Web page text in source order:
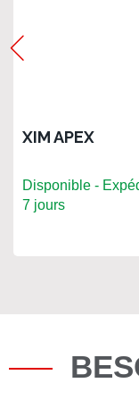
XIM APEX
Disponible -
7 jours